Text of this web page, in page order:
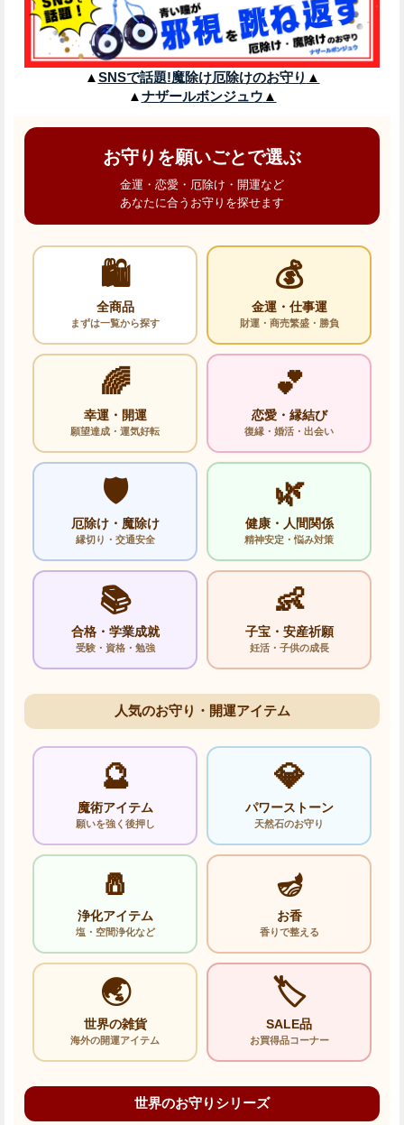
▲SNSで話題!魔除け厄除けのお守り ▲
▲ナザールボンジュウ ▲
お守りを願いごとで選ぶ
金運・恋愛・厄除け・開運など
あなたに合うお守りを探せます
🛍️
全商品
まずは一覧から探す
💰
金運・仕事運
財運・商売繁盛・勝負
🌈
幸運・開運
願望達成・運気好転
💕
恋愛・縁結び
復縁・婚活・出会い
🛡️
厄除け・魔除け
縁切り・交通安全
🌿
健康・人間関係
精神安定・悩み対策
📚
合格・学業成就
受験・資格・勉強
👶
子宝・安産祈願
妊活・子供の成長
人気のお守り・開運アイテム
🔮
魔術アイテム
願いを強く後押し
💎
パワーストーン
天然石のお守り
🧂
浄化アイテム
塩・空間浄化など
🪔
お香
香りで整える
🌏
世界の雑貨
海外の開運アイテム
🏷️
SALE品
お買得品コーナー
世界のお守りシリーズ